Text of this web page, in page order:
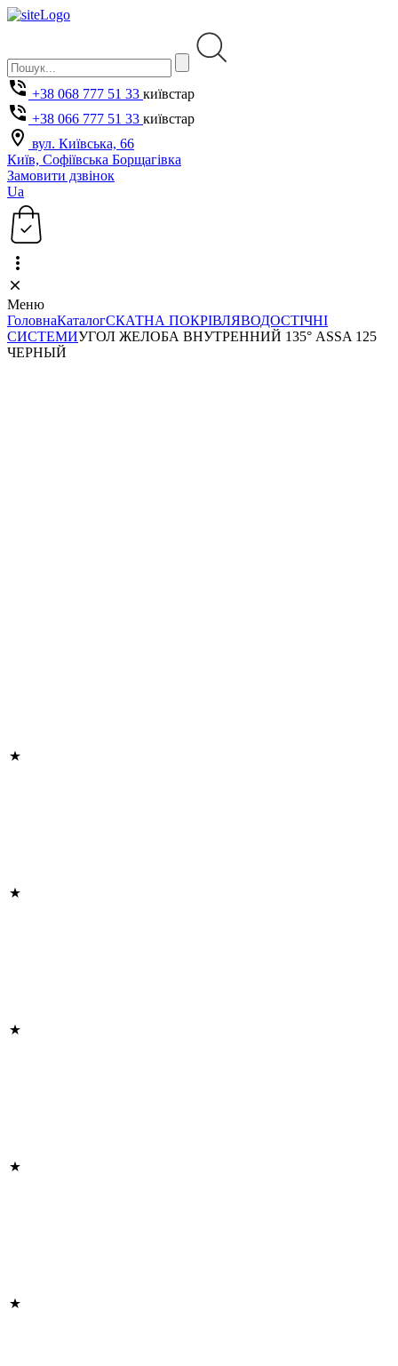
+38 068 777 51 33 київстар
+38 066 777 51 33 київстар
вул. Київська, 66
Київ, Софіївська Борщагівка
Замовити дзвінок
Ua
Меню
ГоловнаКаталогСКАТНА ПОКРІВЛЯВОДОСТІЧНІ
СИСТЕМИУГОЛ ЖЕЛОБА ВНУТРЕННИЙ 135° ASSA 125
ЧЕРНЫЙ